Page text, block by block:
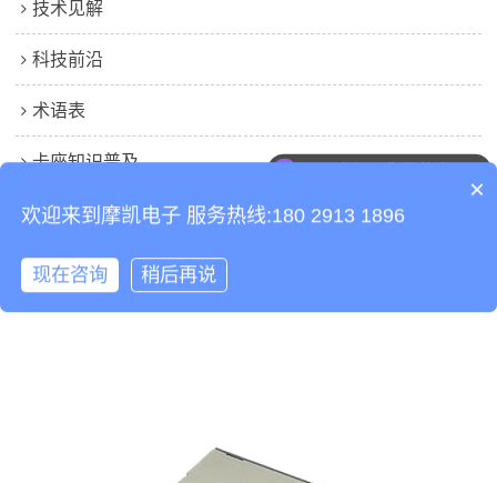
技术见解
科技前沿
术语表
卡座知识普及
案例分析
工程师笔记本
×
欢迎来到摩凯电子 服务热线:180 2913 1896
现在咨询 稍后再说